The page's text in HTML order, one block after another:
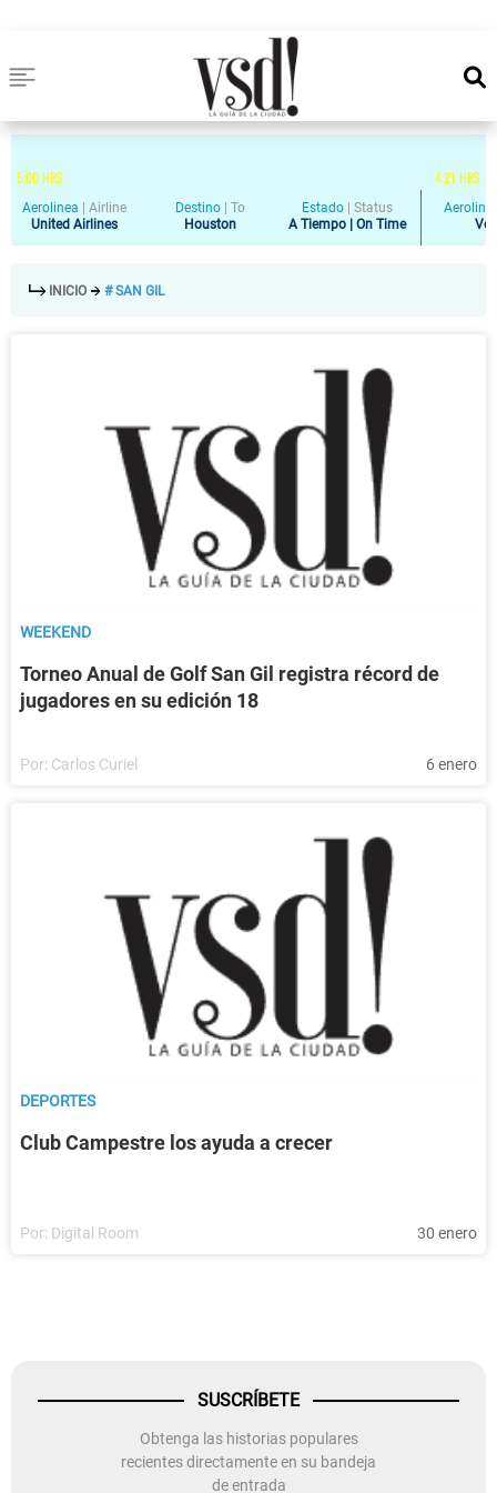
5:00HRS 4:21 HRS
Aerolinea
Airline
United Airlines
Destino
To
Houston
Estado
Status
A Tiempo | On Time
INICIO # SAN GIL
WEEKEND
Torneo Anual de Golf San Gil registra récord de
jugadores en su edición 18
Por: Carlos Curiel 6 enero
DEPORTES
Club Campestre los ayuda a crecer
Por: Digital Room 30 enero
SUSCRÍBETE
Obtenga las historias populares
recientes directamente en su bandeja
de entrada